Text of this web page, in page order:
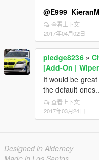
查看上下文
2017年04月02日
pledge8236 »
[Add-On |
It would be
the default
查看上下文
2017年03月24日
Designed in Alderney